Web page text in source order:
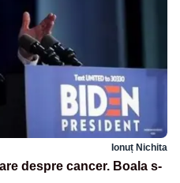
Ionuț Nichita
despre cancer. Boala s-